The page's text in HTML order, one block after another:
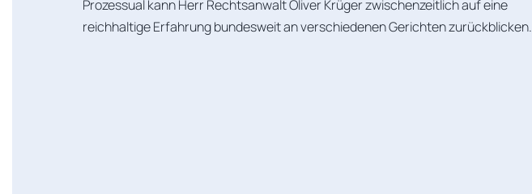
Prozessual kann Herr Rechtsanwalt Oliver Krüger zwischenzeitlich auf eine
reichhaltige Erfahrung bundesweit an verschiedenen Gerichten zurückblicken.